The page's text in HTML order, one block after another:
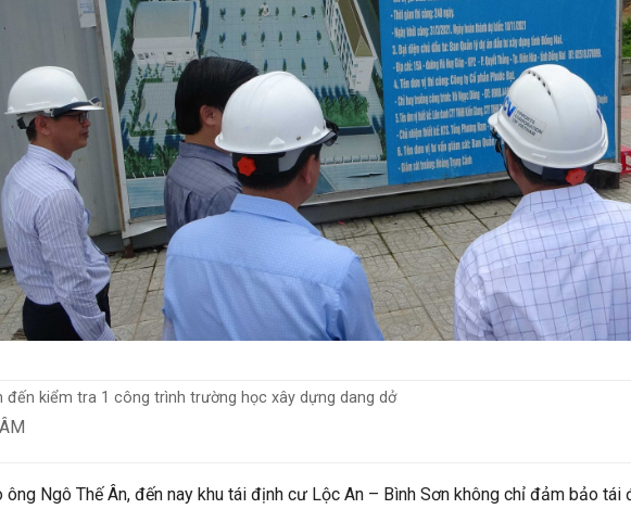
đến kiểm tra 1 công trình trường học xây dựng dang dở
ông Ngô Thế Ân, đến nay khu tái định cư Lộc An – Bình Sơn không chỉ đảm bảo